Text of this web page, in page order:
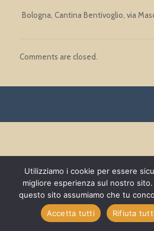
Bologna, Cantina Bentivoglio, via
Comments are closed.
Utilizziamo i cookie per essere
migliore esperienza sul nostro
questo sito assumiamo che tu
Accetta tutti
Rifiuta tutti